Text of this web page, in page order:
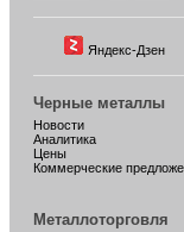
Яндекс-Дзен
Черные металлы
Новости
Аналитика
Цены
Коммерческие
Металлоторговля